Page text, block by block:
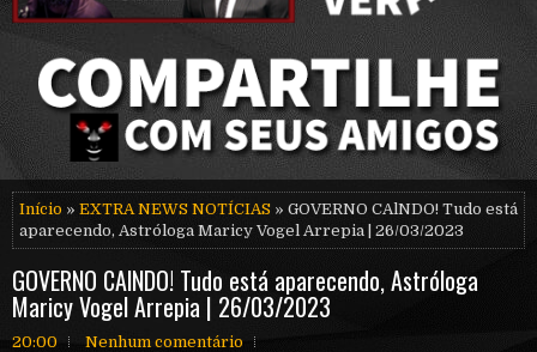
Início » EXTRA NEWS NOTÍCIAS » GOVERNO CAlNDO! Tudo está
aparecendo, Astróloga Maricy Vogel Arrepia | 26/03/2023
GOVERNO CAlNDO! Tudo está aparecendo, Astróloga
Maricy Vogel Arrepia | 26/03/2023
20:00 Nenhum comentário